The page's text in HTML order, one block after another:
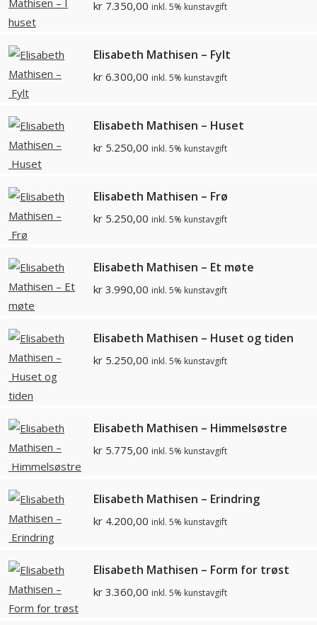
kr 7.350,00 inkl. 5% kunstavgift
Elisabeth Mathisen – Fylt
kr 6.300,00 inkl. 5% kunstavgift
Elisabeth Mathisen – Huset
kr 5.250,00 inkl. 5% kunstavgift
Elisabeth Mathisen – Frø
kr 5.250,00 inkl. 5% kunstavgift
Elisabeth Mathisen – Et møte
kr 3.990,00 inkl. 5% kunstavgift
Elisabeth Mathisen – Huset og tiden
kr 5.250,00 inkl. 5% kunstavgift
Elisabeth Mathisen – Himmelsøstre
kr 5.775,00 inkl. 5% kunstavgift
Elisabeth Mathisen – Erindring
kr 4.200,00 inkl. 5% kunstavgift
Elisabeth Mathisen – Form for trøst
kr 3.360,00 inkl. 5% kunstavgift